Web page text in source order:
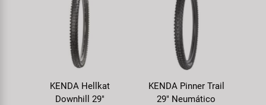
KENDA Hellkat
Downhill 29"
KENDA Pinner Trail
29" Neumático